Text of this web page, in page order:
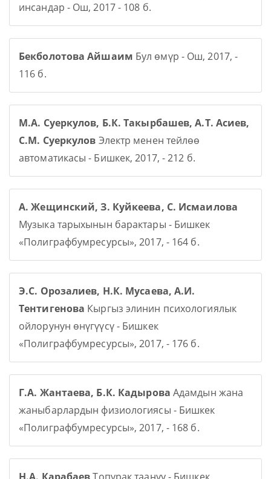
инсандар - Ош, 2017 - 108 б.
Бекболотова Айшаим Бул өмүр - Ош, 2017, -
116 б.
М.А. Суеркулов, Б.К. Такырбашев, А.Т. Асиев,
С.М. Суеркулов Электр менен тейлөө
автоматикасы - Бишкек, 2017, - 212 б.
А. Жещинский, З. Куйкеева, С. Исмаилова
Музыка тарыхынын барактары - Бишкек
«Полиграфбумресурсы», 2017, - 164 б.
Э.С. Орозалиев, Н.К. Мусаева, А.И.
Тентигенова Кыргыз элинин психологиялык
ойлорунун өнүгүүсү - Бишкек
«Полиграфбумресурсы», 2017, - 176 б.
Г.А. Жантаева, Б.К. Кадырова Адамдын жана
жаныбарлардын физиологиясы - Бишкек
«Полиграфбумресурсы», 2017, - 168 б.